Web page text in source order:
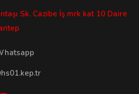
Sk. Cazibe İş mrk kat 10 Daire